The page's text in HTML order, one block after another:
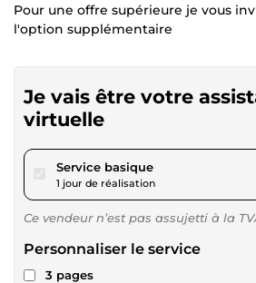
Pour une offre supérieure je vous
l'option supplémentaire
Je vais être votre
virtuelle
Service basiquepour 17,33 $US
1 jour de réalisation
Ce vendeur n’est pas assujetti à la
Personnaliser le service
3 pages